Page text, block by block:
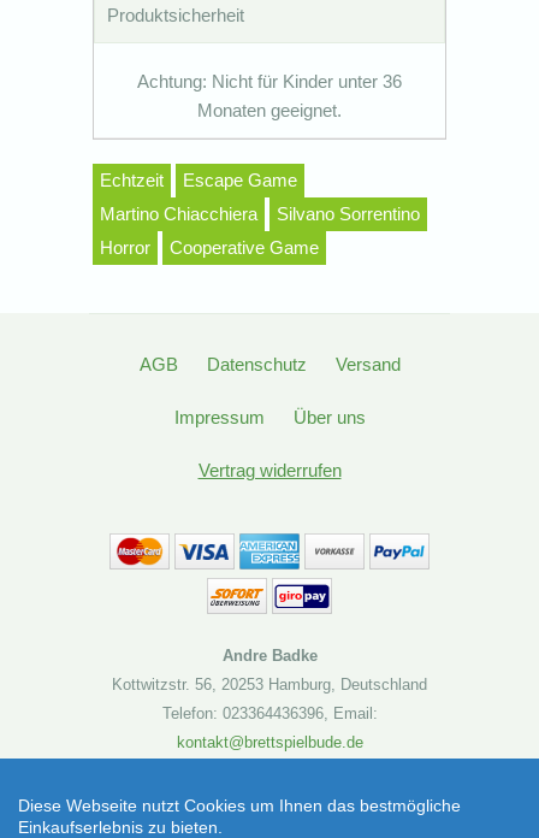
Produktsicherheit
Achtung: Nicht für Kinder unter 36
Monaten geeignet.
Echtzeit
Escape Game
Martino Chiacchiera
Silvano Sorrentino
Horror
Cooperative Game
AGB Datenschutz Versand
Impressum Über uns
Vertrag widerrufen
Andre Badke
Kottwitzstr. 56 20253 Hamburg Deutschland
Telefon: 023364436396, Email:
kontakt@brettspielbude.de
Brettspielbude.de
Deckscape - Draculas Schloss Abacusspiele
Diese Webseite nutzt Cookies um Ihnen das bestmögliche
Einkaufserlebnis zu bieten.